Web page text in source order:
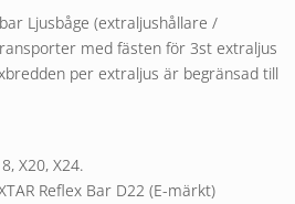
Ljusbåge (extraljushållare /
med fästen för 3st extraljus
per extraljus är begränsad till
X20, X24.
Reflex Bar D22 (E-märkt)